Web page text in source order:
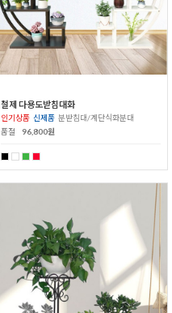
철제 다용도받침대화
인기상품 신제품 분받침대/계단식화분대
품절
96,800원